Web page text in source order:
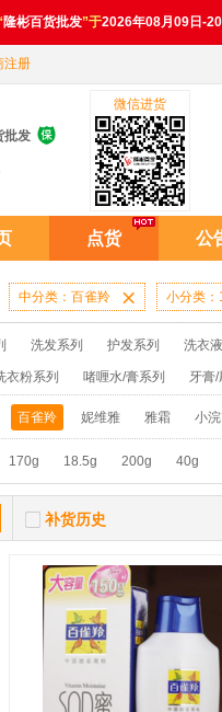
隆彬百货批发”于2026年08月09日-
注册
批发 
微信进货
点货 公
中分类：百雀羚  小分类
洗发系列 护发系列 洗衣
衣粉系列 啫喱水/膏系列 牙膏
漂水/洁衣系列 电池系列 扑克系
液系列 香水系列
百雀羚 妮维雅 雅霜 小
170g 18.5g 200g 40g
 补货历史